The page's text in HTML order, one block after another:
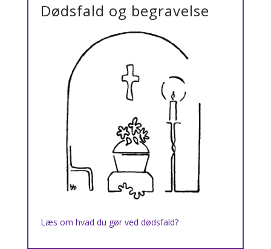
Dødsfald og begravelse
Læs om hvad du gør ved dødsfald?